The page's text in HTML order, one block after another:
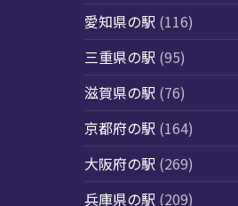
愛知県の駅 (116)
三重県の駅 (95)
滋賀県の駅 (76)
京都府の駅 (164)
大阪府の駅 (269)
兵庫県の駅 (209)